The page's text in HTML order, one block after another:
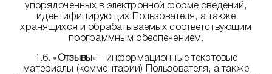
упорядоченных в электронной форме сведений,
идентифицирующих Пользователя, а также
хранящихся и обрабатываемых соответствующим
программным обеспечением.
1.6. « Отзывы » – информационные текстовые
материалы (комментарии) Пользователя, а также